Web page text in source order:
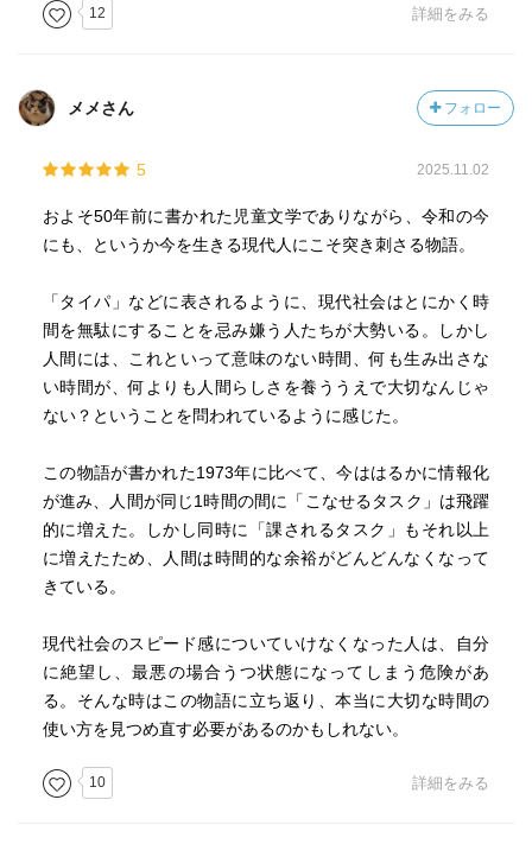
時間を節約する、効率を、子どもたちの孤独感、、身につ
まされる思いがする。
、〈さかさま小路〉、マイスター・ホラが出すなぞな
ぞ、、、
（賢者に対する総称、秒、分、時間）
第三章 〈時間の花〉
一三章 むこうでは一日、ここでは一年
一四章 食べものはたっぷり、話はちょっぴり
一五章 再会、そしてほんとうの別れ
一六章 ゆたかさの中のくるしみ
一八章 まえばかり見て、うしろをふりかえらないと
一九章 包囲のなかでの決意
二〇章 追手を追う
二一章 おわり、そして新しいはじまり
作者のみじかいあとがき
訳者のあとがき
12 詳細をみる
メメさん フォロー
5 2025.11.02
およそ50年前に書かれた児童文学でありながら、令和の今
にも、というか今を生きる現代人にこそ突き刺さる物語。
「タイパ」などに表されるように、現代社会はとにかく時
間を無駄にすることを忌み嫌う人たちが大勢いる。しかし
人間には、これといって意味のない時間、何も生み出さな
い時間が、何よりも人間らしさを養ううえで大切なんじゃ
ない？ということを問われているように感じた。
この物語が書かれた1973年に比べて、今ははるかに情報化
が進み、人間が同じ1時間の間に「こなせるタスク」は飛躍
的に増えた。しかし同時に「課されるタスク」もそれ以上
に増えたため、人間は時間的な余裕がどんどんなくなって
きている。
現代社会のスピード感についていけなくなった人は、自分
に絶望し、最悪の場合うつ状態になってしまう危険があ
る。そんな時はこの物語に立ち返り、本当に大切な時間の
使い方を見つめ直す必要があるのかもしれない。
10 詳細をみる